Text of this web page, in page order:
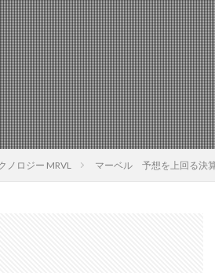
ノロジー MRVL マーベル 予想を上回る決